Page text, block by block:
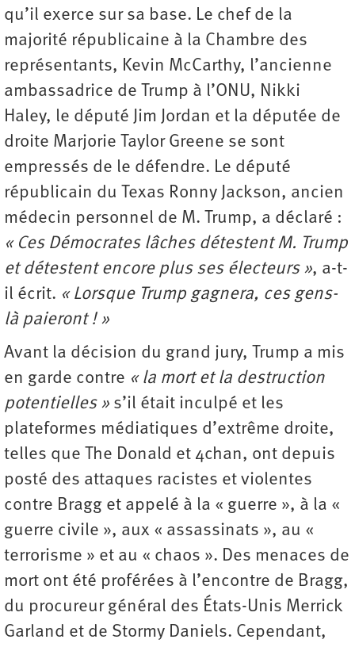
qu’il exerce sur sa base. Le chef de la
majorité républicaine à la Chambre des
représentants, Kevin McCarthy, l’ancienne
ambassadrice de Trump à l’ONU, Nikki
Haley, le député Jim Jordan et la députée de
droite Marjorie Taylor Greene se sont
empressés de le défendre. Le député
républicain du Texas Ronny Jackson, ancien
médecin personnel de M. Trump, a déclaré :
« Ces Démocrates lâches détestent M. Trump
et détestent encore plus ses électeurs », a-t-
il écrit. « Lorsque Trump gagnera, ces gens-
là paieront ! »
Avant la décision du grand jury, Trump a mis
en garde contre « la mort et la destruction
potentielles » s’il était inculpé et les
plateformes médiatiques d’extrême droite,
telles que The Donald et 4chan, ont depuis
posté des attaques racistes et violentes
contre Bragg et appelé à la « guerre », à la «
guerre civile », aux « assassinats », au «
terrorisme » et au « chaos ». Des menaces de
mort ont été proférées à l’encontre de Bragg,
du procureur général des États-Unis Merrick
Garland et de Stormy Daniels. Cependant,